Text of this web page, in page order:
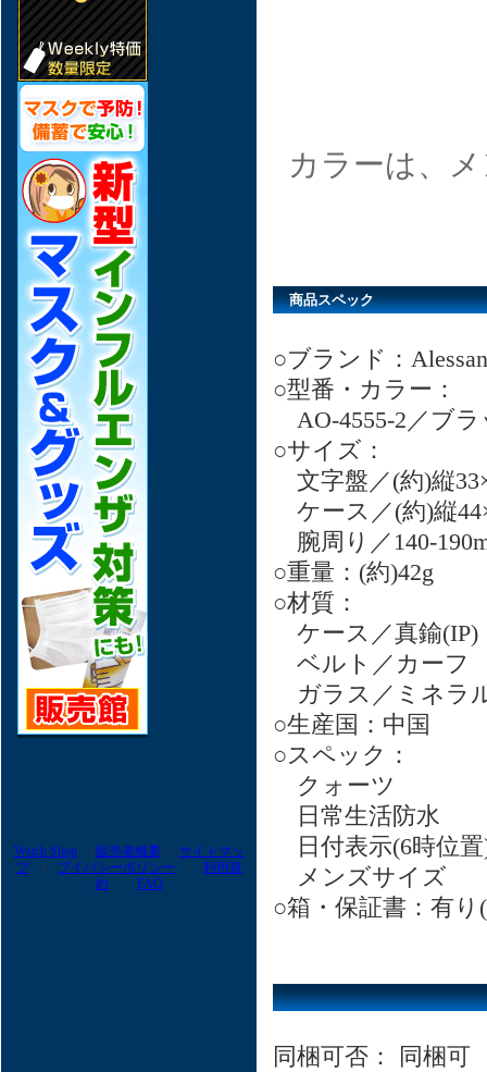
カラーは、
商品スペック
○ブランド：
○型番・カラー：
AO-4555-2／ブ
○サイズ：
文字盤／(約)縦
ケース／(約)縦
腕周り／140-
○重量：(約)42g
○材質：
ケース／真鍮(IP)
ベルト／カーフ
ガラス／ミネラ
○生産国：中国
○スペック：
クォーツ
日常生活防水
日付表示(6時位
メンズサイズ
○箱・保証書：有り
同梱可否： 同梱可
Wstch Shop| 販売者概要| サイトマッ
プ| プイバシーポリシー
利用規
約
FAQ